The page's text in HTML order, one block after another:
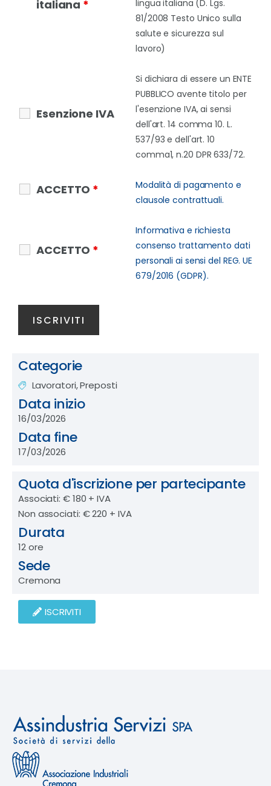
italiana *
lingua italiana (D. Lgs.
81/2008 Testo Unico sulla
salute e sicurezza sul
lavoro)
Esenzione IVA
Si dichiara di essere un ENTE
PUBBLICO avente titolo per
l'esenzione IVA, ai sensi
dell'art. 14 comma 10. L.
537/93 e dell'art. 10
comma1, n.20 DPR 633/72.
ACCETTO *
Modalità di pagamento e
clausole contrattuali.
ACCETTO *
Informativa e richiesta
consenso trattamento dati
personali ai sensi del REG. UE
679/2016 (GDPR).
Categorie
Lavoratori, Preposti
Data inizio
16/03/2026
Data fine
17/03/2026
Quota d'iscrizione per partecipante
Associati: € 180 + IVA
Non associati: € 220 + IVA
Durata
12 ore
Sede
Cremona
ISCRIVITI